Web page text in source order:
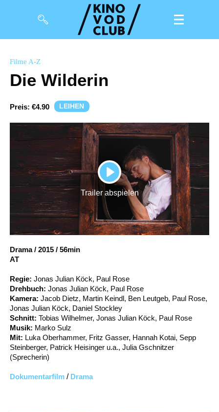
Magazin
Kuratierungen
So geht’s
Filmpakete
Gutscheine
& Filmpässe
Account
Filme A-Z
Die Wilderin
Preis: €4.90 LEIHEN
PLAY
Trailer abspielen
Drama / 2015 / 56min
AT
Regie: Jonas Julian Köck, Paul Rose
Drehbuch: Jonas Julian Köck, Paul Rose
Kamera: Jacob Dietz, Martin Keindl, Ben Leutgeb, Paul Rose,
Jonas Julian Köck, Daniel Stockley
Schnitt: Tobias Wilhelmer, Jonas Julian Köck, Paul Rose
Musik: Marko Sulz
Mit: Luka Oberhammer, Fritz Gasser, Hannah Kotai, Sepp
Steinberger, Patrick Heisinger u.a., Julia Gschnitzer
(Sprecherin)
Dokumentarfilm / Drama